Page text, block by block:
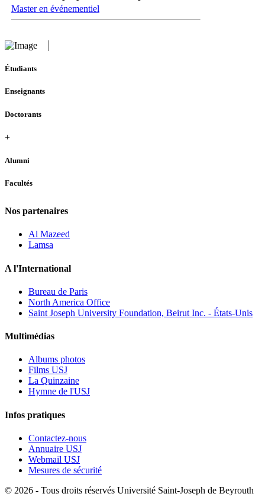
Master en événementiel
Étudiants
Enseignants
Doctorants
+
Alumni
Facultés
Nos partenaires
Al Mazeed
Lamsa
A l'International
Bureau de Paris
North America Office
Saint Joseph University Foundation, Beirut Inc. - États-Unis
Multimédias
Albums photos
Films USJ
La Quinzaine
Hymne de l'USJ
Infos pratiques
Contactez-nous
Annuaire USJ
Webmail USJ
Mesures de sécurité
© 2026 - Tous droits réservés Université Saint-Joseph de Beyrouth